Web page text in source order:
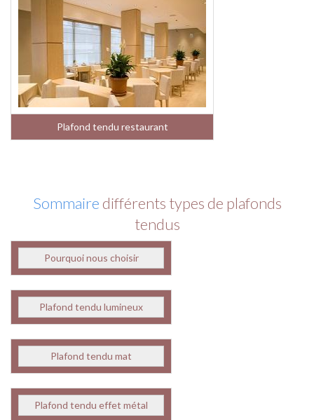
Plafond tendu restaurant
Sommaire différents types de plafonds
tendus
Pourquoi nous choisir
Plafond tendu lumineux
Plafond tendu mat
Plafond tendu effet métal